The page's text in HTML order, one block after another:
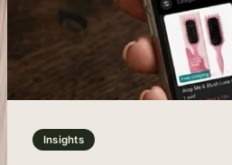
Insights